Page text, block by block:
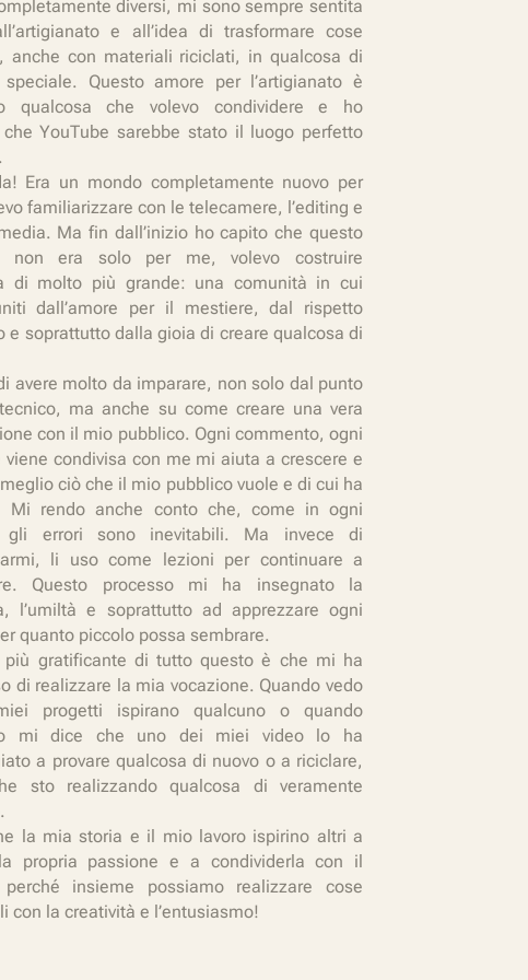
diversi, mi sono sempre sentita
e all’idea di trasformare cose
anche con materiali riciclati, in qualcosa di
Questo amore per l’artigianato è
qualcosa che volevo condividere e ho
che YouTube sarebbe stato il luogo perfetto
Era un mondo completamente nuovo per
familiarizzare con le telecamere, l’editing e
Ma fin dall’inizio ho capito che questo
non era solo per me, volevo costruire
di molto più grande: una comunità in cui
dall’amore per il mestiere, dal rispetto
e soprattutto dalla gioia di creare qualcosa di
avere molto da imparare, non solo dal punto
ma anche su come creare una vera
con il mio pubblico. Ogni commento, ogni
viene condivisa con me mi aiuta a crescere e
ciò che il mio pubblico vuole e di cui ha
Mi rendo anche conto che, come in ogni
gli errori sono inevitabili. Ma invece di
li uso come lezioni per continuare a
Questo processo mi ha insegnato la
l’umiltà e soprattutto ad apprezzare ogni
quanto piccolo possa sembrare.
più gratificante di tutto questo è che mi ha
di realizzare la mia vocazione. Quando vedo
progetti ispirano qualcuno o quando
mi dice che uno dei miei video lo ha
a provare qualcosa di nuovo o a riciclare,
sto realizzando qualcosa di veramente
la mia storia e il mio lavoro ispirino altri a
propria passione e a condividerla con il
insieme possiamo realizzare cose
con la creatività e l’entusiasmo!